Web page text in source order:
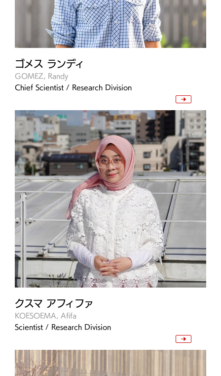
ゴメス ランディ
GOMEZ, Randy
Chief Scientist / Research Division
クスマ アフィファ
KOESOEMA, Afifa
Scientist / Research Division